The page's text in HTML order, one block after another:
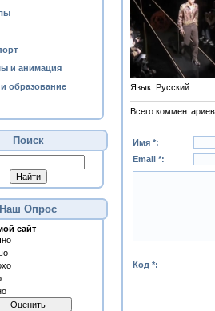
и анимация
образование
Поиск
Наш Опрос
сайт
Язык: Русский
Всего комментариев
Имя *:
Email *:
Код *: